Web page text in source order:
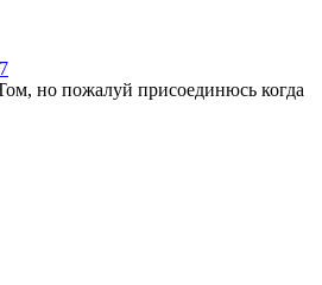
но пожалуй присоединюсь когда